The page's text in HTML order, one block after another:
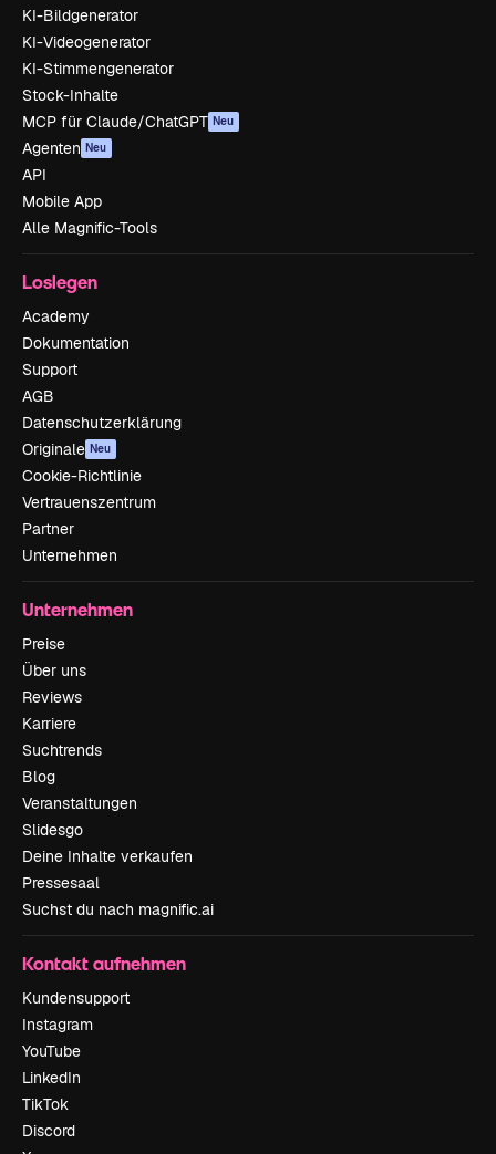
KI-Bildgenerator
KI-Videogenerator
KI-Stimmengenerator
Stock-Inhalte
MCP für Claude/ChatGPT Neu
Agenten Neu
API
Mobile App
Alle Magnific-Tools
Loslegen
Academy
Dokumentation
Support
AGB
Datenschutzerklärung
Originale Neu
Cookie-Richtlinie
Vertrauenszentrum
Partner
Unternehmen
Unternehmen
Preise
Über uns
Reviews
Karriere
Suchtrends
Blog
Veranstaltungen
Slidesgo
Deine Inhalte verkaufen
Pressesaal
Suchst du nach magnific.ai
Kontakt aufnehmen
Kundensupport
Instagram
YouTube
LinkedIn
TikTok
Discord